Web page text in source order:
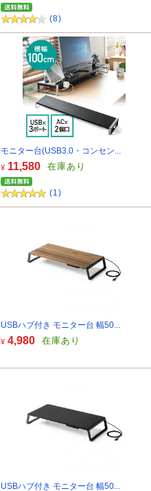
(8)
モニター台(USB3.0・コンセン...
¥ 11,580 在庫あり
(1)
USBハブ付き モニター台 幅50...
¥ 4,980 在庫あり
USBハブ付き モニター台 幅50...